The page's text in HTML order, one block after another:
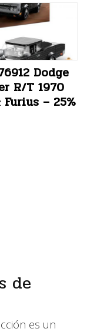
Dodge
R/T 1970
– 25%
de
es un